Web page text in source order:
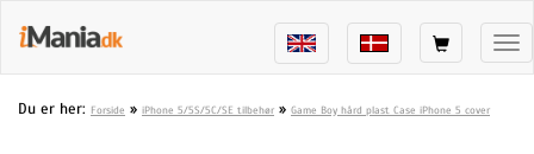
Du er her: Forside » iPhone 5/5S/5C/SE tilbehør » Game Boy hård plast Case iPhone 5 cover